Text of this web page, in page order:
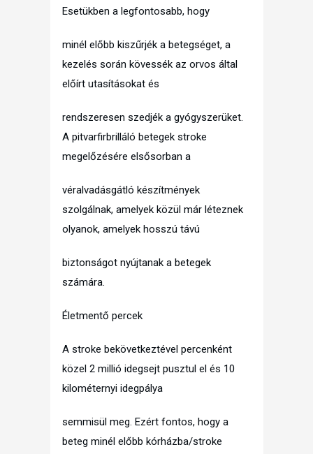
Esetükben a legfontosabb, hogy
minél előbb kiszűrjék a betegséget, a
kezelés során kövessék az orvos által
előírt utasításokat és
rendszeresen szedjék a gyógyszerüket.
A pitvarfirbrilláló betegek stroke
megelőzésére elsősorban a
véralvadásgátló készítmények
szolgálnak, amelyek közül már léteznek
olyanok, amelyek hosszú távú
biztonságot nyújtanak a betegek
számára.
Életmentő percek
A stroke bekövetkeztével percenként
közel 2 millió idegsejt pusztul el és 10
kilométernyi idegpálya
semmisül meg. Ezért fontos, hogy a
beteg minél előbb kórházba/stroke